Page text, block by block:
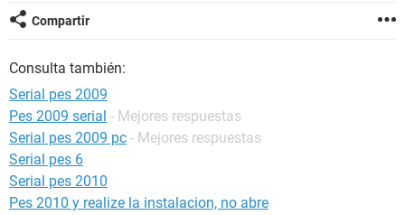
Compartir
Consulta también:
Serial pes 2009
Pes 2009 serial - Mejores respuestas
Serial pes 2009 pc - Mejores respuestas
Serial pes 6
Serial pes 2010
Pes 2010 y realize la instalacion, no abre